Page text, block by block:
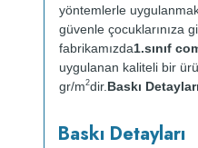
yöntemlerle
güvenle çocuklarınıza
fabrikamızda1.sınıf
uygulanan kaliteli bir
gr/m2dir. Baskı
:Kısa programda
Baskı Detayları